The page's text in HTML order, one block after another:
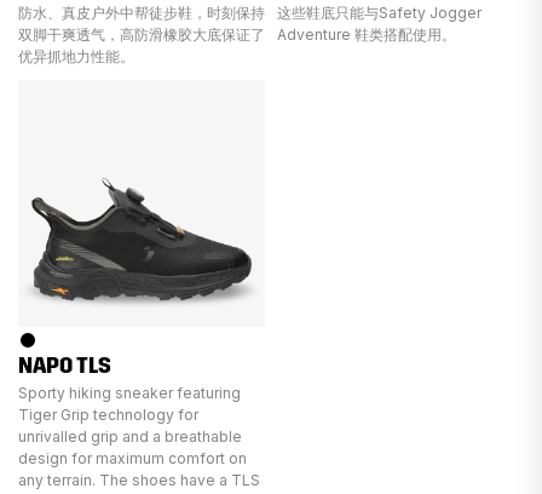
防水、真皮户外中帮徒步鞋，时刻保持
双脚干爽透气，高防滑橡胶大底保证了
优异抓地力性能。
这些鞋底只能与Safety Jogger
Adventure 鞋类搭配使用。
NAPO TLS
Sporty hiking sneaker featuring
Tiger Grip technology for
unrivalled grip and a breathable
design for maximum comfort on
any terrain. The shoes have a TLS